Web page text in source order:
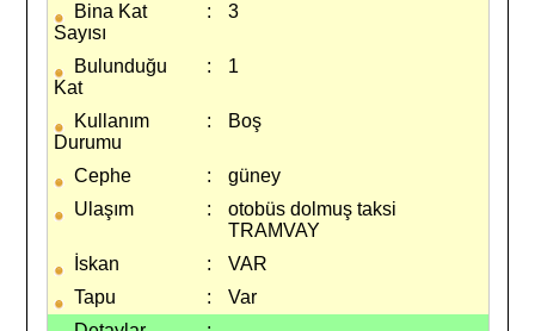
Bina Kat
Sayısı
: 3
Bulunduğu
Kat
: 1
Kullanım
Durumu
: Boş
Cephe :
güney
Ulaşım
:
otobüs dolmuş taksi
TRAMVAY
İskan
:
VAR
Tapu
:
Var